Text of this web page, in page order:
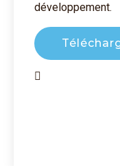
développement.